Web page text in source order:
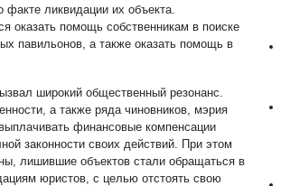
факте ликвидации их объекта.
оказать помощь собственникам в поиске
павильонов, а также оказать помощь в
широкий общественный резонанс.
а также ряда чиновников, мэрия
финансовые компенсации
законности своих действий. При этом
лишившие объектов стали обращаться в
юристов, с целью отстоять свою